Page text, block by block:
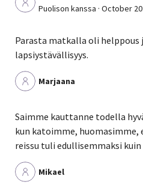
Puolison kanssa · October
Parasta matkalla oli helppous
lapsiystävällisyys.
Marjaana
Saimme kauttanne todella
kun katoimme,
reissu tuli edullisemmaksi
Mikael